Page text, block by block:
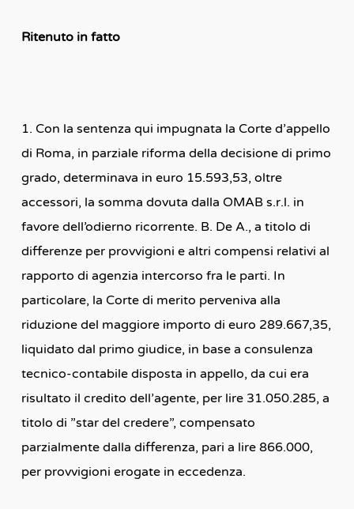
Ritenuto in fatto
1. Con la sentenza qui impugnata la Corte d’appello
di Roma, in parziale riforma della decisione di primo
grado, determinava in euro 15.593,53, oltre
accessori, la somma dovuta dalla OMAB s.r.l. in
favore dell’odierno ricorrente. B. De A., a titolo di
differenze per provvigioni e altri compensi relativi al
rapporto di agenzia intercorso fra le parti. In
particolare, la Corte di merito perveniva alla
riduzione del maggiore importo di euro 289.667,35,
liquidato dal primo giudice, in base a consulenza
tecnico-contabile disposta in appello, da cui era
risultato il credito dell’agente, per lire 31.050.285, a
titolo di ”star del credere”, compensato
parzialmente dalla differenza, pari a lire 866.000,
per provvigioni erogate in eccedenza.